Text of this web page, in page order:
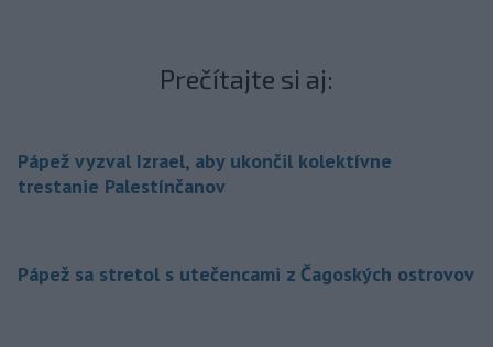
Prečítajte si aj:
Pápež vyzval Izrael, aby ukončil kolektívne
trestanie Palestínčanov
Pápež sa stretol s utečencami z Čagoských ostrovov